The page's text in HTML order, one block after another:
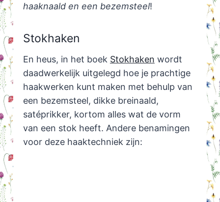
haaknaald en een bezemsteel!
Stokhaken
En heus, in het boek Stokhaken wordt
daadwerkelijk uitgelegd hoe je prachtige
haakwerken kunt maken met behulp van
een bezemsteel, dikke breinaald,
satéprikker, kortom alles wat de vorm
van een stok heeft. Andere benamingen
voor deze haaktechniek zijn: